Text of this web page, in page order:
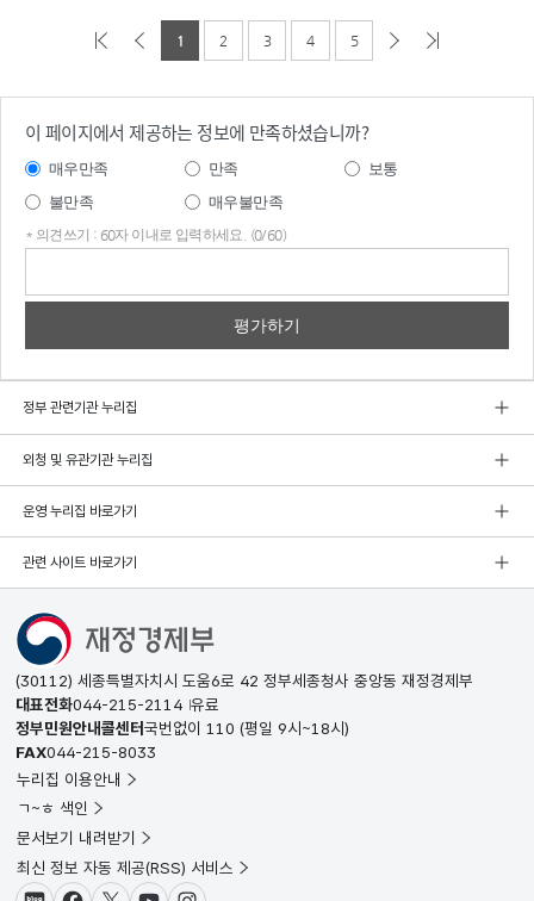
1 2 3 4 5
이 페이지에서 제공하는 정보에 만족하셨습니까?
매우만족 만족
보통
불만족
매우불만족
* 의견쓰기 : 60자 이내로 입력하세요. (0/60)
정부 관련기관 누리집
외청 및 유관기관 누리집
운영 누리집 바로가기
관련 사이트 바로가기
(30112) 세종특별자치시 도움6로 42 정부세종청사 중앙동 재정경제부
대표전화044-215-2114 유료
정부민원안내콜센터국번없이 110 (평일 9시~18시)
FAX044-215-8033
누리집 이용안내
ㄱ~ㅎ 색인
문서보기 내려받기
최신 정보 자동 제공(RSS) 서비스
블로그페이스북X(트위터)유튜브인스타그램